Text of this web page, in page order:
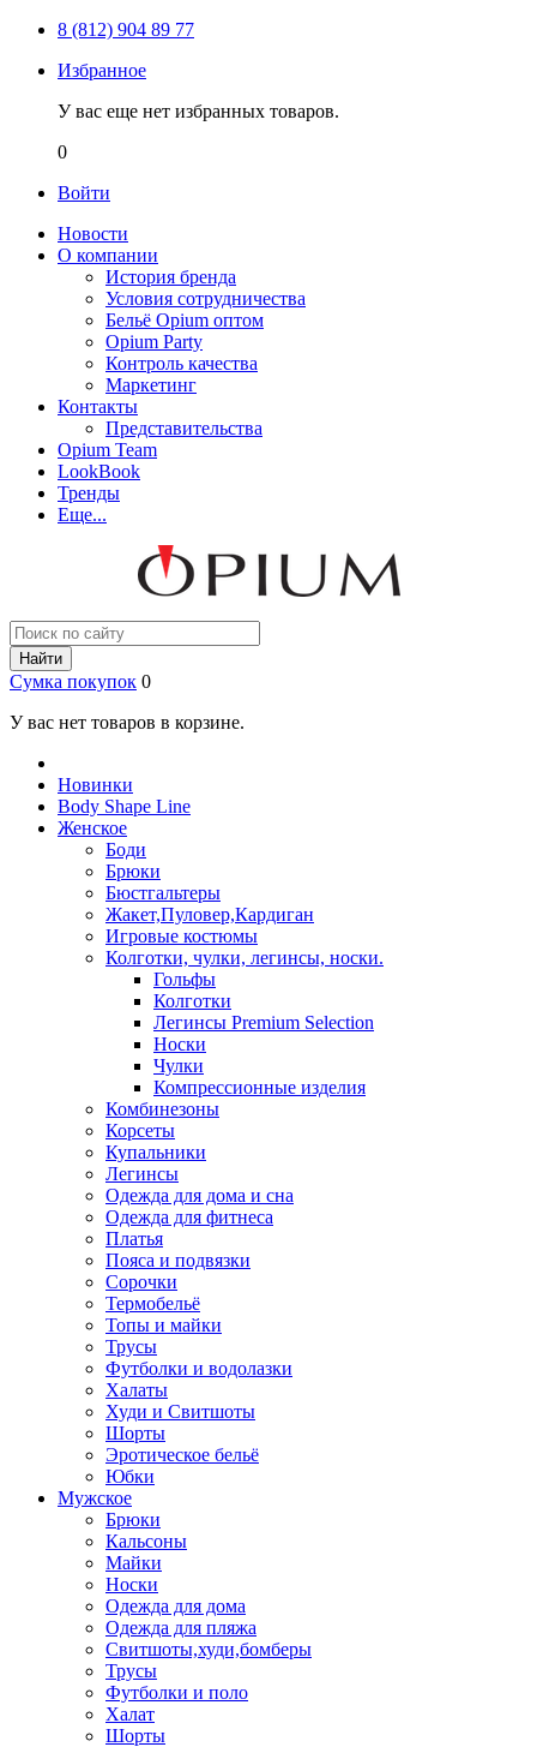
8 (812) 904 89 77
Избранное
У вас еще нет избранных товаров.
0
Войти
Новости
О компании
История бренда
Условия сотрудничества
Бельё Opium оптом
Opium Party
Контроль качества
Маркетинг
Контакты
Представительства
Opium Team
LookBook
Тренды
Еще...
Найти
Сумка покупок 0
У вас нет товаров в корзине.
Новинки
Body Shape Line
Женское
Боди
Брюки
Бюстгальтеры
Жакет,Пуловер,Кардиган
Игровые костюмы
Колготки, чулки, легинсы, носки.
Гольфы
Колготки
Легинсы Premium Selection
Носки
Чулки
Компрессионные изделия
Комбинезоны
Корсеты
Купальники
Легинсы
Одежда для дома и сна
Одежда для фитнеса
Платья
Пояса и подвязки
Сорочки
Термобельё
Топы и майки
Трусы
Футболки и водолазки
Халаты
Худи и Свитшоты
Шорты
Эротическое бельё
Юбки
Мужское
Брюки
Кальсоны
Майки
Носки
Одежда для дома
Одежда для пляжа
Свитшоты,худи,бомберы
Трусы
Футболки и поло
Халат
Шорты